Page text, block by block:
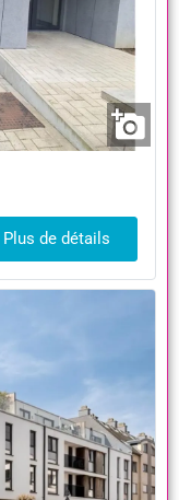
Plus de détails